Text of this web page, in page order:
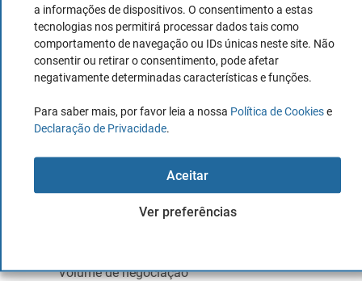
a informações de dispositivos. O consentimento a estas
tecnologias nos permitirá processar dados tais como
comportamento de navegação ou IDs únicas neste site. Não
consentir ou retirar o consentimento, pode afetar
negativamente determinadas características e funções.
Para saber mais, por favor leia a nossa Política de Cookiese
Declaração de Privacidade.
Aceitar
Ver preferências
Neste manual encontrará as chaves paracomeçar a
descobrirá os conhecimentos essenciais.
O que é análise técnica?
Leis da Teoria de Dow
Apoio e Resistência
Volume de negociação